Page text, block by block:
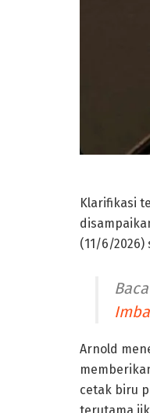
Klarifikasi
(11/6/2026)
Arnold
cetak biru